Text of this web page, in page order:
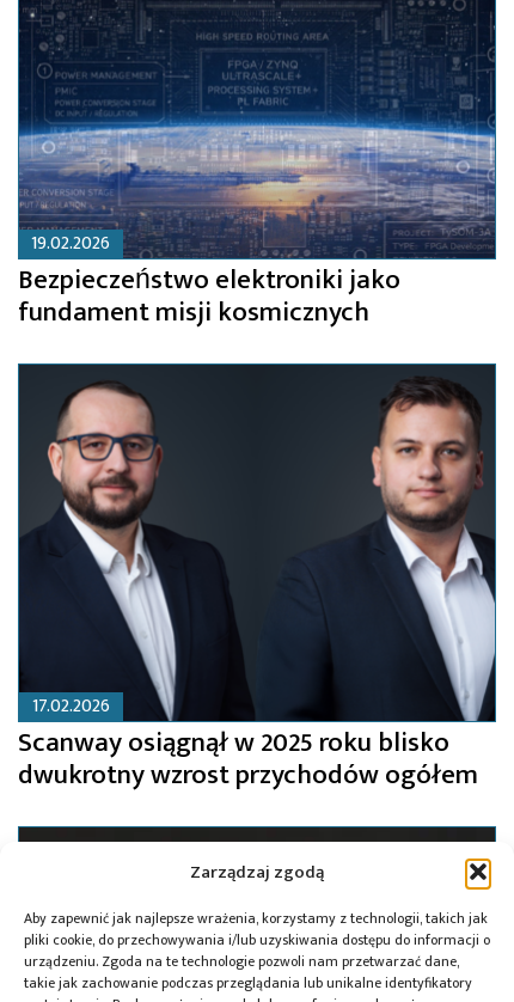
Zarządzaj zgodą
Aby zapewnić jak najlepsze wrażenia, korzystamy z technologii, takich jak
pliki cookie, do przechowywania i/lub uzyskiwania dostępu do informacji o
urządzeniu. Zgoda na te technologie pozwoli nam przetwarzać dane,
takie jak zachowanie podczas przeglądania lub unikalne identyfikatory
19.02.2026
Bezpieczeństwo elektroniki jako
fundament misji kosmicznych
17.02.2026
Scanway osiągnął w 2025 roku blisko
dwukrotny wzrost przychodów ogółem